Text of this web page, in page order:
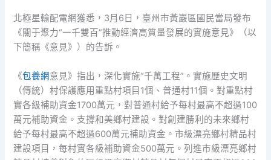
北極星輸配電網獲悉，3月6日，臺州市黃巖區國民當局發布
《關于聚力“一千雙百”推動經濟高質量發展的實施意見》（以
下簡稱《意見》）的告訴。
《包養網意見》指出，深化實施“千萬工程”。實施歷史文明
（傳統）村保護應用重點村項目1個、普通村11個。對重點村
實各級補助資金1700萬元，對普通村給予每村最高不超過100
萬元補助資金。支撐和美鄉村建設。對創建勝利的未來鄉村
給予每村最高不超過600萬元補助資金。市級漂亮鄉村精品村
建設項目，每村實各級補助資金500萬元。列進市級漂亮鄉村